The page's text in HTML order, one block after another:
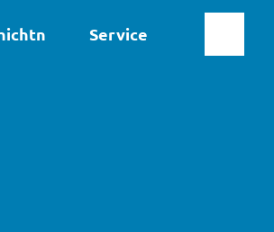
Service
Murnau